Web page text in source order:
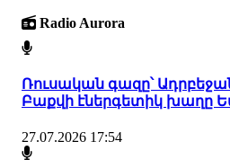
Radio Aurora
Ռուսական գազը՝
Բաքվի էներգետիկ խաղը
27.07.2026 17:54